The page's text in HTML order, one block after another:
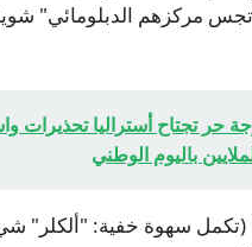
مركزهم الدبلومائي"
حر تجتاح أستراليا تحذيرات
باليوم الوطني
(تكمل سهوة خفية: "ألكلر"